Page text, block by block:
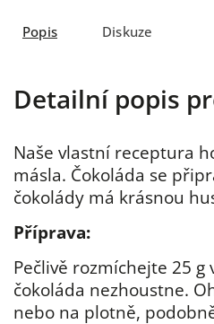
Popis Diskuze
Detailní popis
Naše vlastní receptura
másla. Čokoláda se
čokolády má krásnou
Příprava:
Pečlivě rozmíchejte 25
čokoláda nezhoustne.
nebo na plotně,